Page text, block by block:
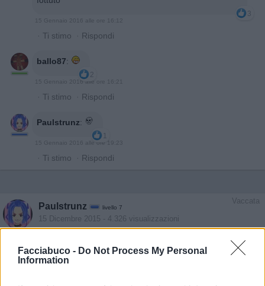
Facciabuco - Do Not Process My Personal
Information
3
15 Gennaio 2016 alle ore 16:12
· Ti stimo · Rispondi
ballo87:
2
15 Gennaio 2016 alle ore 16:21
· Ti stimo · Rispondi
Paulstrunz:
1
15 Gennaio 2016 alle ore 19:23
· Ti stimo · Rispondi
Vaccata
Paulstrunz livello 7
15 Dicembre 2015 - 4.326 visualizzazioni